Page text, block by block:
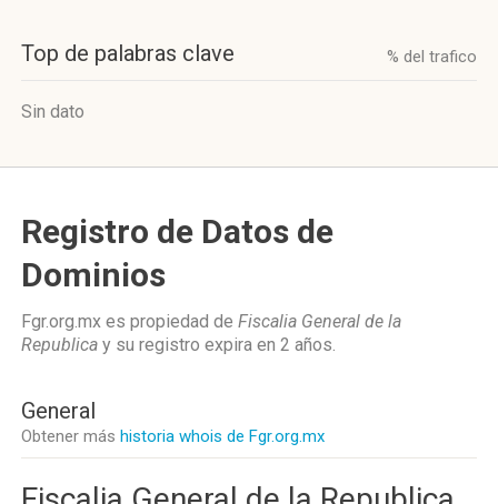
Top de palabras clave % del trafico
Sin dato
Registro de Datos de
Dominios
Fgr.org.mx es propiedad de Fiscalia General de la
Republica y su registro expira en 2 años.
General
Obtener más historia whois de Fgr.org.mx